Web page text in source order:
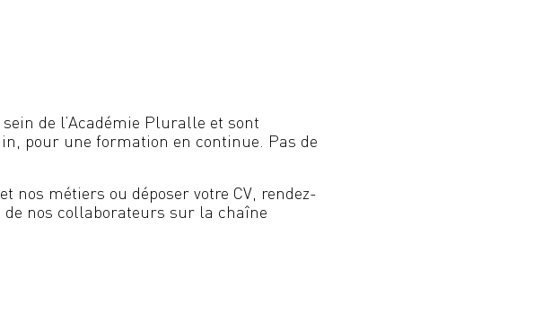
de l’Académie Pluralle et sont
pour une formation en continue. Pas de
nos métiers ou déposer votre CV, rendez-
de nos collaborateurs sur la chaîne